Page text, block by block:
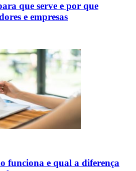
que serve e por que
e empresas
funciona e qual a diferença